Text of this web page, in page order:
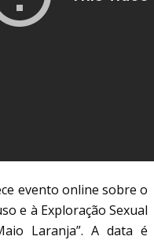
evento online sobre o
e à Exploração Sexual
Laranja”. A data é